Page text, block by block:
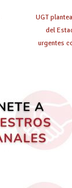
UGT
del
urgentes